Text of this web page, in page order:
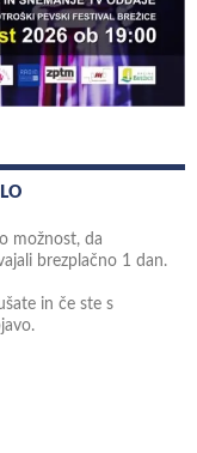
možnost, da
brezplačno 1 dan.
in če ste s